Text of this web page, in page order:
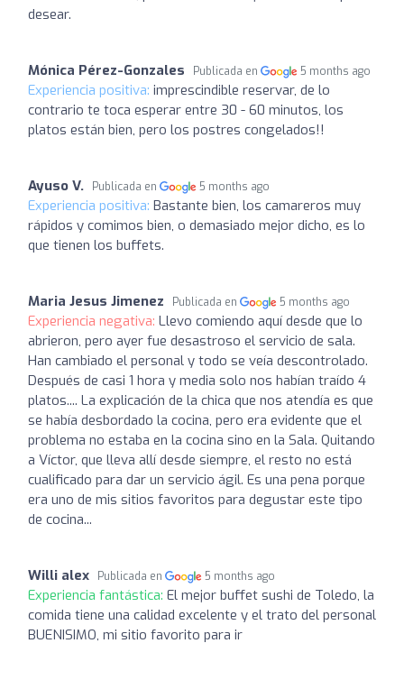
desear.
Mónica Pérez-Gonzales Publicada en 5 months ago
Experiencia positiva: imprescindible reservar, de lo
contrario te toca esperar entre 30 - 60 minutos, los
platos están bien, pero los postres congelados!!
Ayuso V. Publicada en 5 months ago
Experiencia positiva: Bastante bien, los camareros muy
rápidos y comimos bien, o demasiado mejor dicho, es lo
que tienen los buffets.
Maria Jesus Jimenez Publicada en 5 months ago
Experiencia negativa: Llevo comiendo aquí desde que lo
abrieron, pero ayer fue desastroso el servicio de sala.
Han cambiado el personal y todo se veía descontrolado.
Después de casi 1 hora y media solo nos habían traído 4
platos.... La explicación de la chica que nos atendía es que
se había desbordado la cocina, pero era evidente que el
problema no estaba en la cocina sino en la Sala. Quitando
a Víctor, que lleva allí desde siempre, el resto no está
cualificado para dar un servicio ágil. Es una pena porque
era uno de mis sitios favoritos para degustar este tipo
de cocina...
Willi alex Publicada en 5 months ago
Experiencia fantástica: El mejor buffet sushi de Toledo, la
comida tiene una calidad excelente y el trato del personal
BUENISIMO, mi sitio favorito para ir